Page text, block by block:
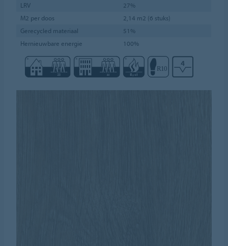
LRV
27%
M2 per doos
2,14 m2 (6 stuks)
Gerecycled materiaal
51%
Hernieuwbare energie
100%